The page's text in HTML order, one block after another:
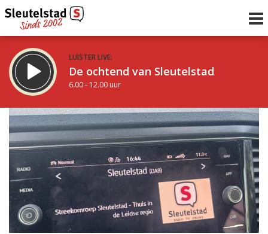
LUISTER LIVE:
De ochtend van Sleutelstad
6.00 - 12.00 uur
STRAKS:
De middag van Sleutelstad
12.00 - 19.00 uur
Vorig uur
uur 1 van 0 Volgend uur